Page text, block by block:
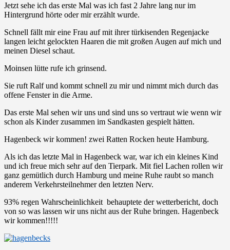
Jetzt sehe ich das erste Mal was ich fast 2 Jahre lang nur im
Hintergrund hörte oder mir erzählt wurde.
Schnell fällt mir eine Frau auf mit ihrer türkisenden Regenjacke
langen leicht gelockten Haaren die mit großen Augen auf mich und
meinen Diesel schaut.
Moinsen lütte rufe ich grinsend.
Sie ruft Ralf und kommt schnell zu mir und nimmt mich durch das
offene Fenster in die Arme.
Das erste Mal sehen wir uns und sind uns so vertraut wie wenn wir
schon als Kinder zusammen im Sandkasten gespielt hätten.
Hagenbeck wir kommen! zwei Ratten Rocken heute Hamburg.
Als ich das letzte Mal in Hagenbeck war, war ich ein kleines Kind
und ich freue mich sehr auf den Tierpark. Mit fiel Lachen rollen wir
ganz gemütlich durch Hamburg und meine Ruhe raubt so manch
anderem Verkehrsteilnehmer den letzten Nerv.
93% regen Wahrscheinlichkeit behauptete der wetterbericht, doch
von so was lassen wir uns nicht aus der Ruhe bringen. Hagenbeck
wir kommen!!!!!